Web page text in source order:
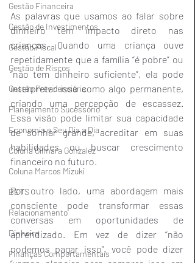
Gestão Financeira
Gestão de Investimentos
Gestão Fiscal
Gestão de Riscos
Gestão Previdenciária
Planejamento Sucessório
Economia e Seu Dia a Dia
Coluna Gilmara Gonzalez
Coluna Marcos Mizuki
BETS
Relacionamento
Dinheiro
Finanças Comportamentais
As palavras que usamos ao falar sobre
dinheiro têm impacto direto nas
crianças. Quando uma criança ouve
repetidamente que a família “é pobre” ou
“não tem dinheiro suficiente”, ela pode
interpretar isso como algo permanente,
criando uma percepção de escassez.
Essa visão pode limitar sua capacidade
de sonhar grande, acreditar em suas
habilidades ou buscar crescimento
financeiro no futuro.
Por outro lado, uma abordagem mais
consciente pode transformar essas
conversas em oportunidades de
aprendizado. Em vez de dizer “não
podemos pagar isso”, você pode dizer